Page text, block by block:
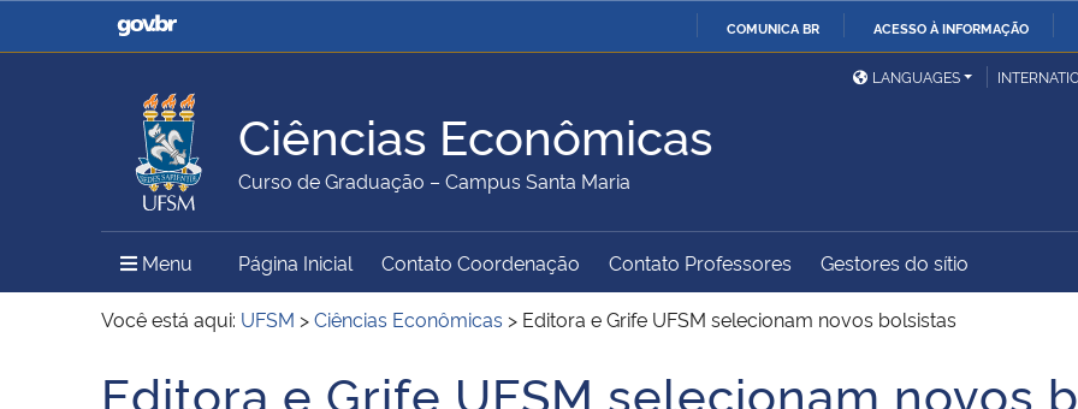
COMUNICA BR ACESSO À INFORMAÇÃO
Casa Civil
Ministério da Justiça e
Ministério da Defesa
Ministério das Relações
Exteriores
Ministério da Agricultura,
Pecuária e Abastecimento
Ministério da Educação Ministério da Cidadania
Ministério do Meio Ambiente Ministério do Turismo
Ministério do
Desenvolvimento Regional
Controladoria-Geral da
LANGUAGES
Ciências Econômicas
Curso de Graduação – Campus Santa Maria
Menu Menu Principal do Sítio
Página Inicial Contato Coordenação Contato Professores Gestores do sítio
Você está aqui: UFSM >Ciências Econômicas > Editora e Grife UFSM selecionam novos bolsistas
Início do conteúdo
Editora e Grife UFSM selecionam novos